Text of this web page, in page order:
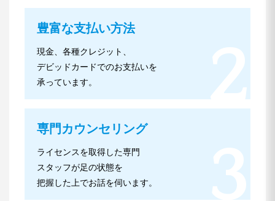
豊富な支払い方法
現金、各種クレジット、
デビッドカードでのお支払いを
承っています。
専門カウンセリング
ライセンスを取得した専門
スタッフが足の状態を
把握した上でお話を伺います。